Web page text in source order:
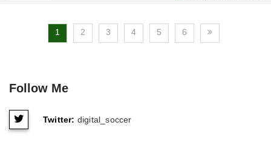
1 2 3 4 5 6
Follow Me
Twitter: digital_soccer